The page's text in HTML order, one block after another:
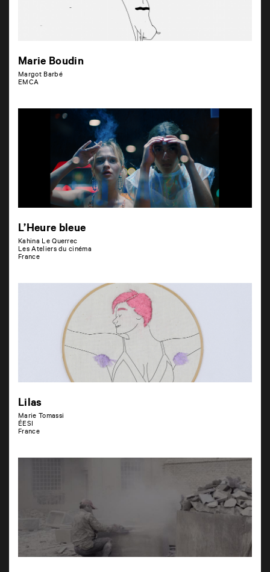
Marie Boudin
Margot Barbé
EMCA
L’Heure bleue
Kahina Le Querrec
Les Ateliers du cinéma
France
Lilas
Marie Tomassi
ÉESI
France